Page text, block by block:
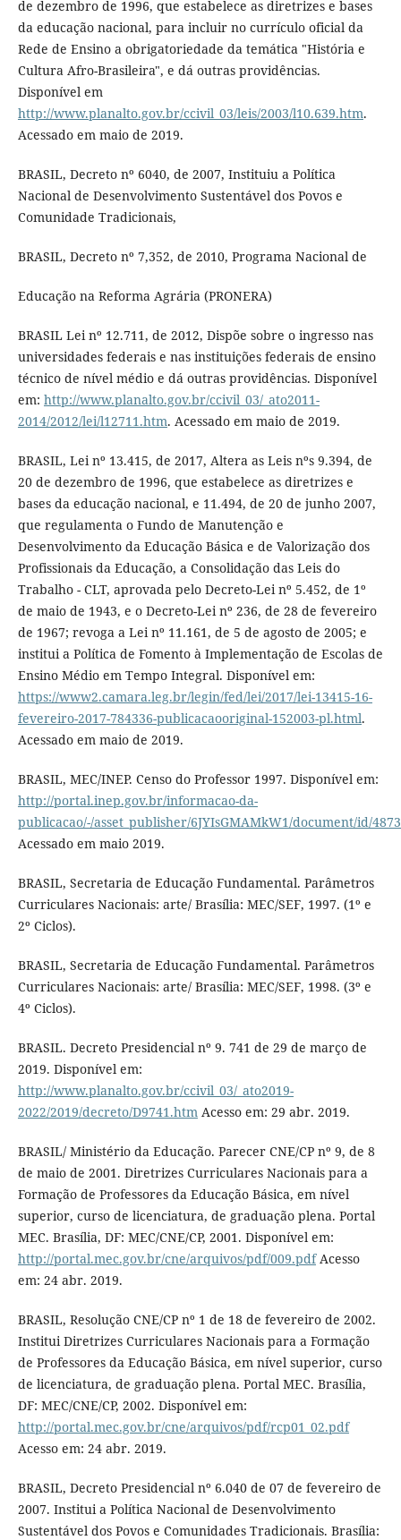
de dezembro de 1996, que estabelece as diretrizes e bases
da educação nacional, para incluir no currículo oficial da
Rede de Ensino a obrigatoriedade da temática "História e
Cultura Afro-Brasileira", e dá outras providências.
Disponível em
http://www.planalto.gov.br/ccivil_03/leis/2003/l10.639.htm.
Acessado em maio de 2019.
BRASIL, Decreto nº 6040, de 2007, Instituiu a Política
Nacional de Desenvolvimento Sustentável dos Povos e
Comunidade Tradicionais,
BRASIL, Decreto nº 7,352, de 2010, Programa Nacional de
Educação na Reforma Agrária (PRONERA)
BRASIL Lei nº 12.711, de 2012, Dispõe sobre o ingresso nas
universidades federais e nas instituições federais de ensino
técnico de nível médio e dá outras providências. Disponível
em: http://www.planalto.gov.br/ccivil_03/_ato2011-
2014/2012/lei/l12711.htm. Acessado em maio de 2019.
BRASIL, Lei nº 13.415, de 2017, Altera as Leis nºs 9.394, de
20 de dezembro de 1996, que estabelece as diretrizes e
bases da educação nacional, e 11.494, de 20 de junho 2007,
que regulamenta o Fundo de Manutenção e
Desenvolvimento da Educação Básica e de Valorização dos
Profissionais da Educação, a Consolidação das Leis do
Trabalho - CLT, aprovada pelo Decreto-Lei nº 5.452, de 1º
de maio de 1943, e o Decreto-Lei nº 236, de 28 de fevereiro
de 1967; revoga a Lei nº 11.161, de 5 de agosto de 2005; e
institui a Política de Fomento à Implementação de Escolas de
Ensino Médio em Tempo Integral. Disponível em:
https://www2.camara.leg.br/legin/fed/lei/2017/lei-13415-16-
fevereiro-2017-784336-publicacaooriginal-152003-pl.html.
Acessado em maio de 2019.
BRASIL, MEC/INEP. Censo do Professor 1997. Disponível em:
http://portal.inep.gov.br/informacao-da-
publicacao/-/asset_publisher/6JYIsGMAMkW1/document/id/
Acessado em maio 2019.
BRASIL, Secretaria de Educação Fundamental. Parâmetros
Curriculares Nacionais: arte/ Brasília: MEC/SEF, 1997. (1º e
2º Ciclos).
BRASIL, Secretaria de Educação Fundamental. Parâmetros
Curriculares Nacionais: arte/ Brasília: MEC/SEF, 1998. (3º e
4º Ciclos).
BRASIL. Decreto Presidencial nº 9. 741 de 29 de março de
2019. Disponível em:
http://www.planalto.gov.br/ccivil_03/_ato2019-
2022/2019/decreto/D9741.htmAcesso em: 29 abr. 2019.
BRASIL/ Ministério da Educação. Parecer CNE/CP nº 9, de 8
de maio de 2001. Diretrizes Curriculares Nacionais para a
Formação de Professores da Educação Básica, em nível
superior, curso de licenciatura, de graduação plena. Portal
MEC. Brasília, DF: MEC/CNE/CP, 2001. Disponível em:
http://portal.mec.gov.br/cne/arquivos/pdf/009.pdfAcesso
em: 24 abr. 2019.
BRASIL, Resolução CNE/CP nº 1 de 18 de fevereiro de 2002.
Institui Diretrizes Curriculares Nacionais para a Formação
de Professores da Educação Básica, em nível superior, curso
de licenciatura, de graduação plena. Portal MEC. Brasília,
DF: MEC/CNE/CP, 2002. Disponível em:
http://portal.mec.gov.br/cne/arquivos/pdf/rcp01_02.pdf
Acesso em: 24 abr. 2019.
BRASIL, Decreto Presidencial nº 6.040 de 07 de fevereiro de
2007. Institui a Política Nacional de Desenvolvimento
Sustentável dos Povos e Comunidades Tradicionais. Brasília: